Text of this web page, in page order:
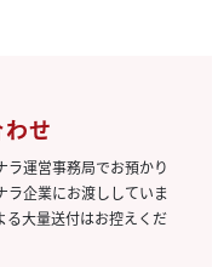
せ
ラ運営事務局でお預かり
ラ企業にお渡ししていま
る大量送付はお控えくだ